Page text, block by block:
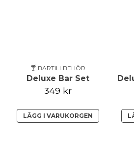
🍸 BARTILLBEHÖR
Deluxe Bar Set
349 kr
LÄGG I VARUKORGEN